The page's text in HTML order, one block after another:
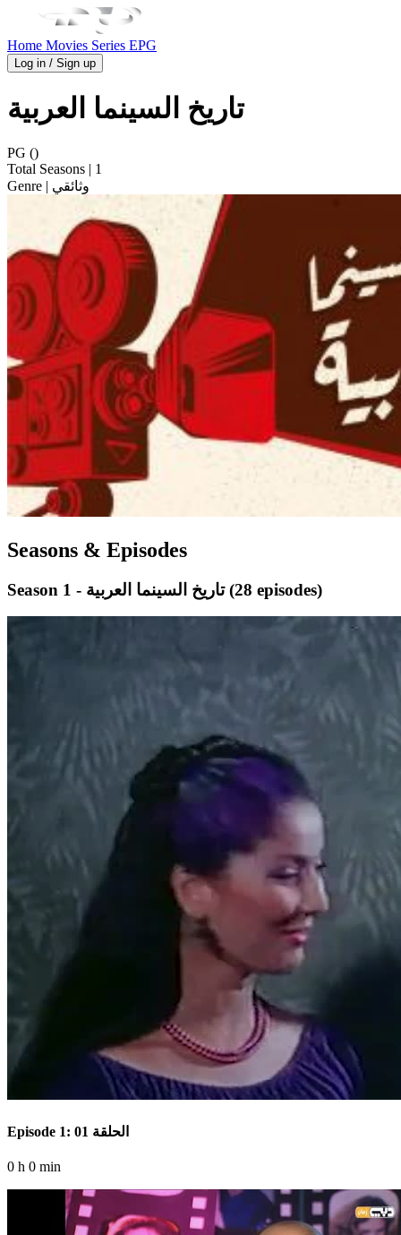
Home Movies Series EPG
Log in / Sign up
تاريخ السينما العربية
PG ()
Total Seasons | 1
Genre
| وثائقي
Seasons & Episodes
Season 1 - تاريخ السينما العربية (28 episodes)
Episode 1: الحلقة 01
0 h 0 min